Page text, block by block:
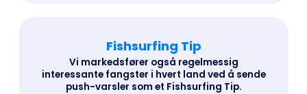
Fishsurfing Tip
Vi markedsfører også regelmessig
interessante fangster i hvert land ved å sende
push-varsler som et Fishsurfing Tip.